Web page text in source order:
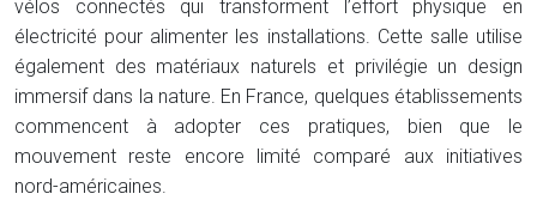
vélos connectés qui transforment l’effort physique en
électricité pour alimenter les installations. Cette salle utilise
également des matériaux naturels et privilégie un design
immersif dans la nature. En France, quelques établissements
commencent à adopter ces pratiques, bien que le
mouvement reste encore limité comparé aux initiatives
nord-américaines.